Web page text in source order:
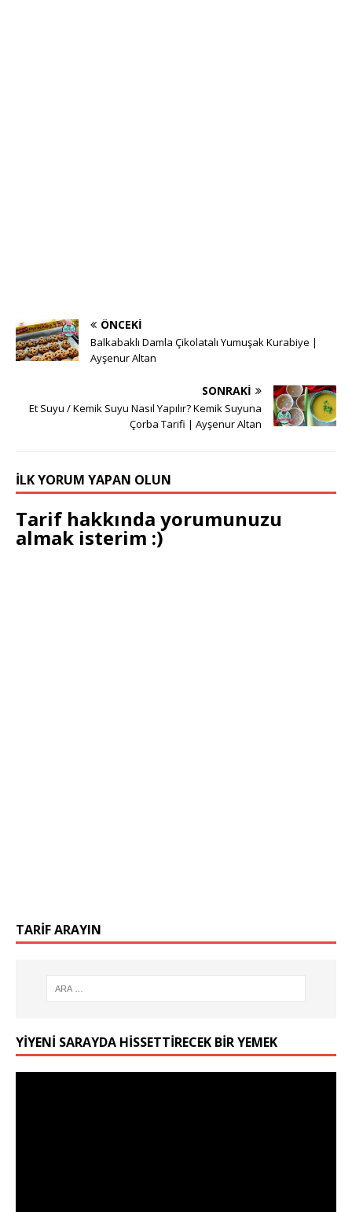
ÖNCEKI
Balkabaklı Damla Çikolatalı Yumuşak Kurabiye |
Ayşenur Altan
SONRAKI
Et Suyu / Kemik Suyu Nasıl Yapılır? Kemik Suyuna
Çorba Tarifi | Ayşenur Altan
İLK YORUM YAPAN OLUN
Tarif hakkında yorumunuzu
almak isterim :)
TARIF ARAYIN
YIYENI SARAYDA HISSETTIRECEK BIR YEMEK